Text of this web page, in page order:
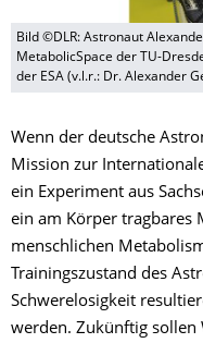
Bild ©DLR: Astronaut
MetabolicSpace der TU-
der ESA (v.l.r.: Dr. Alexander
Wenn der deutsche
Mission zur
ein Experiment aus
ein am Körper tragbares
menschlichen
Trainingszustand des
Schwerelosigkeit
werden. Zukünftig sollen